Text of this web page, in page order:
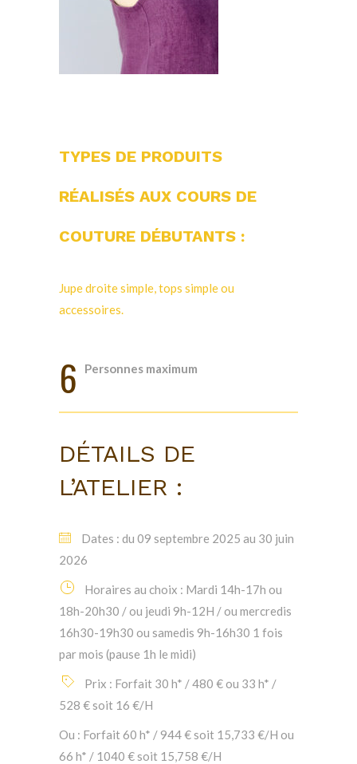
TYPES DE PRODUITS
RÉALISÉS AUX COURS DE
COUTURE DÉBUTANTS :
Jupe droite simple, tops simple ou
accessoires.
6 Personnes maximum
DÉTAILS DE
L’ATELIER :
Dates : du 09 septembre 2025 au 30 juin
2026
Horaires au choix : Mardi 14h-17h ou
18h-20h30 / ou jeudi 9h-12H / ou mercredis
16h30-19h30 ou samedis 9h-16h30 1 fois
par mois (pause 1h le midi)
Prix : Forfait 30 h* / 480 € ou 33 h* /
528 € soit 16 €/H
Ou : Forfait 60 h* / 944 € soit 15,733 €/H ou
66 h* / 1040 € soit 15,758 €/H